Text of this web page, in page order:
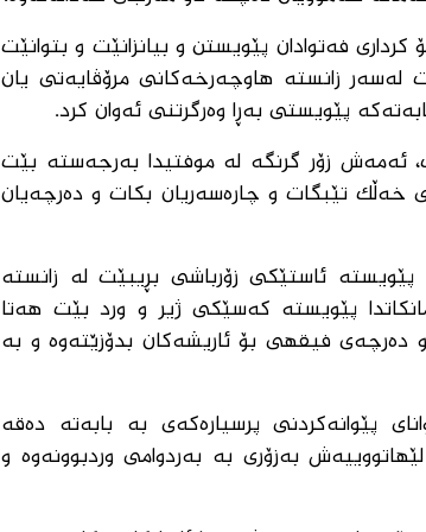
فەتوادان پێویستن و بیانزانێت و بتوانێت
لەسەر زانستە هاوچەرخەكانی مرۆڤایەتی یان
پێویستی بەڕا وەرگرتنی ئەوان كرد.
ئەمەش زۆر گرنگە لە موفتیدا بەرجەستە بێت
خەڵك تێبگات و چارەسەریان بكات و دەرچەیان
ئاستێكی زۆرباشی بڕیبێت لە زانستە
پێویستە كەسێكی ژیر و ورد بێت هەتا
دەرچەی فیقهی بۆ ئاریشەكان بدۆزێتەوە و بە
پێوانەكردنی پرسیارەكەی بە بابەتە دەقە
بەزۆری بە بەردوامی وردبوونەوە و